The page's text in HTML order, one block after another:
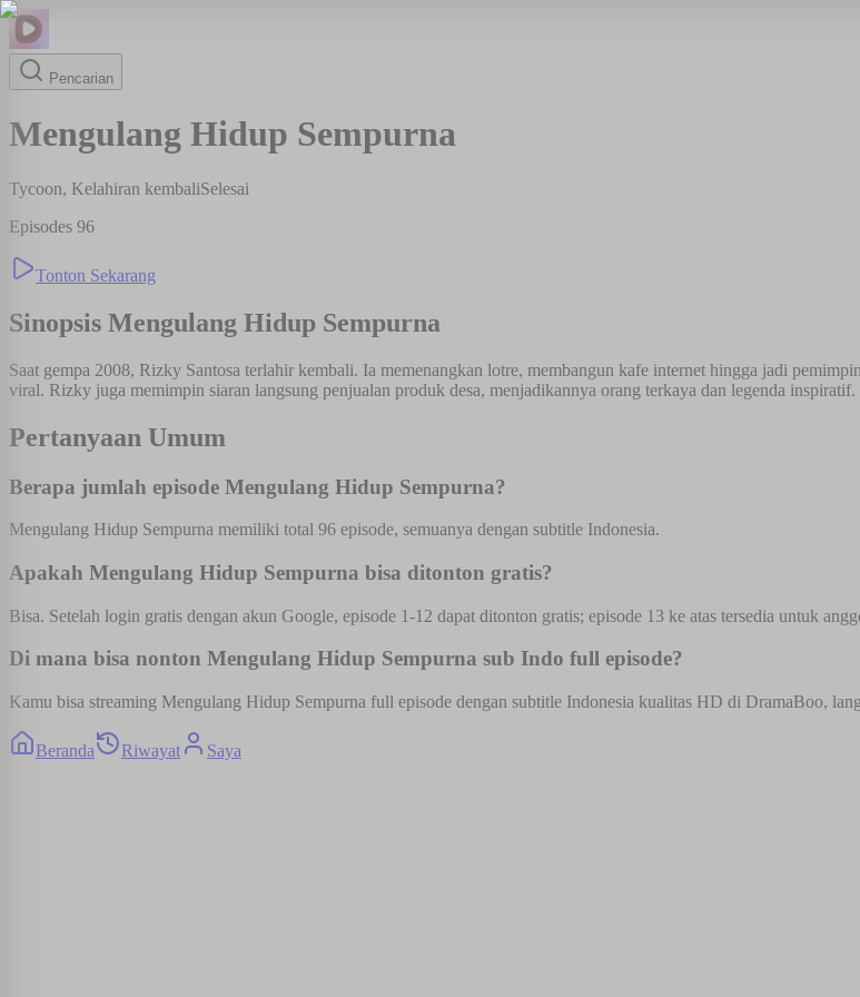
Pencarian
Mengulang Hidup Sempurna
Tycoon, Kelahiran kembaliSelesai
Episodes 96
Tonton Sekarang
Sinopsis Mengulang Hidup Sempurna
Saat gempa 2008, Rizky Santosa terlahir kembali. Ia memenangkan lotre, membangun kafe internet hingga jadi
viral. Rizky juga memimpin siaran langsung penjualan produk desa, menjadikannya orang terkaya dan legenda inspiratif.
Pertanyaan Umum
Berapa jumlah episode Mengulang Hidup Sempurna?
Mengulang Hidup Sempurna memiliki total 96 episode, semuanya dengan subtitle Indonesia.
Apakah Mengulang Hidup Sempurna bisa ditonton gratis?
Bisa. Setelah login gratis dengan akun Google, episode 1-12 dapat ditonton gratis; episode 13 ke atas tersedia untuk
Di mana bisa nonton Mengulang Hidup Sempurna sub Indo full episode?
Kamu bisa streaming Mengulang Hidup Sempurna full episode dengan subtitle Indonesia kualitas HD di DramaBoo,
Beranda Riwayat Saya